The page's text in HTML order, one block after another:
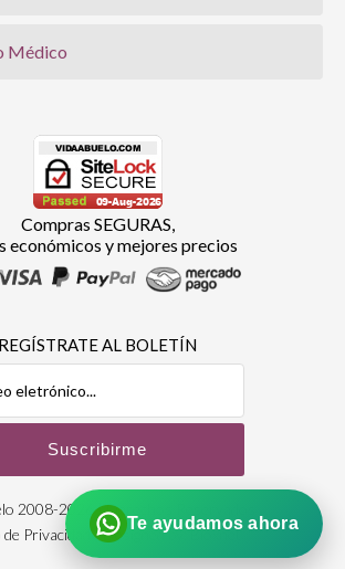
Médico
Compras SEGURAS,
económicos y mejores precios
REGÍSTRATE AL BOLETÍN
2008-2026 | Derechos Reservados
Privacidad| Designed by:Bioxnet
Te ayudamos ahora